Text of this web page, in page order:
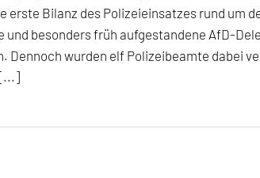
erste Bilanz des Polizeieinsatzes rund um
und besonders früh aufgestandene AfD-
Dennoch wurden elf Polizeibeamte dabei